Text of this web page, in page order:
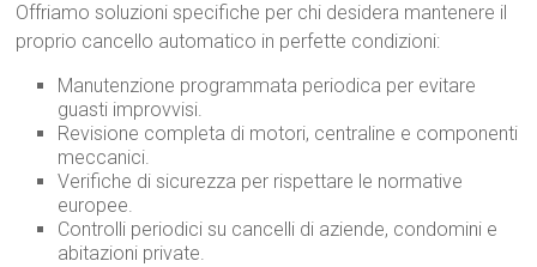
Offriamo soluzioni specifiche per chi desidera mantenere il
proprio cancello automatico in perfette condizioni:
Manutenzione programmata periodica per evitare
guasti improvvisi.
Revisione completa di motori, centraline e componenti
meccanici.
Verifiche di sicurezza per rispettare le normative
europee.
Controlli periodici su cancelli di aziende, condomini e
abitazioni private.